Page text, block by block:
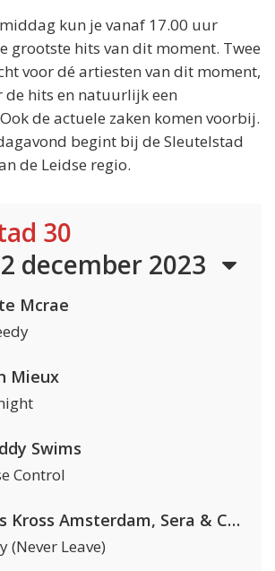
kun je vanaf 17.00 uur
grootste hits van dit moment. Twee
voor dé artiesten van dit moment,
de hits en natuurlijk een
de actuele zaken komen voorbij.
begint bij de Sleutelstad
de Leidse regio.
30
2 december 2023
Mcrae
Mieux
Swims
Control
Kris Kross Amsterdam, Sera & Conor Maynard
(Never Leave)